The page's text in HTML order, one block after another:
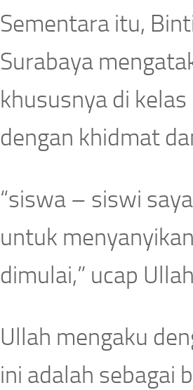
Sementara itu,
Surabaya
khususnya di
dengan khidmat
“siswa – siswi
untuk
dimulai,” ucap
Ullah mengaku
ini adalah sebagai